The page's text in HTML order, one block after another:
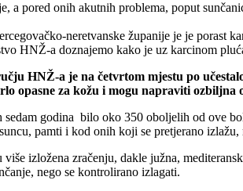
a pored onih akutnih problema, poput
neretvanske županije je je porast
HNŽ-a doznajemo kako je uz karcinom
HNŽ-a je na četvrtom mjestu po
opasne za kožu i mogu napraviti ozbiljna
godina bilo oko 350 oboljelih od ove
pamti i kod onih koji se pretjerano
izložena zračenju, dakle južna,
nego se kontrolirano izlagati.